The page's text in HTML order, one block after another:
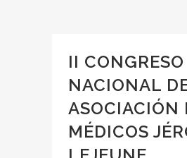
II CONGRESO
NACIONAL
ASOCIACIÓN
MÉDICOS